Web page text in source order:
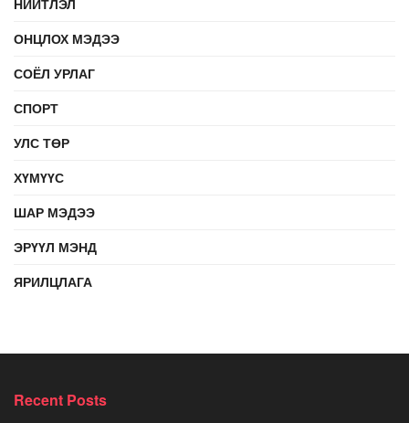
ОНЦЛОХ МЭДЭЭ
СОЁЛ УРЛАГ
СПОРТ
УЛС ТӨР
ХҮМҮҮС
ШАР МЭДЭЭ
ЭРҮҮЛ МЭНД
ЯРИЛЦЛАГА
Recent Posts